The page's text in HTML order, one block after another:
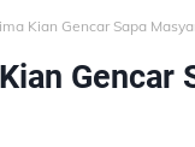
Kian Gencar Sapa